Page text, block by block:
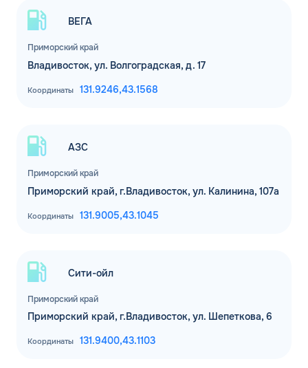
Приморский край
ВЕГА
Владивосток, ул. Волгоградская, д. 17
Координаты 131.9246,43.1568
Приморский край
АЗС
Приморский край, г.Владивосток, ул. Калинина, 107а
Координаты 131.9005,43.1045
Приморский край
Сити-ойл
Приморский край, г.Владивосток, ул. Шепеткова, 6
Координаты 131.9400,43.1103